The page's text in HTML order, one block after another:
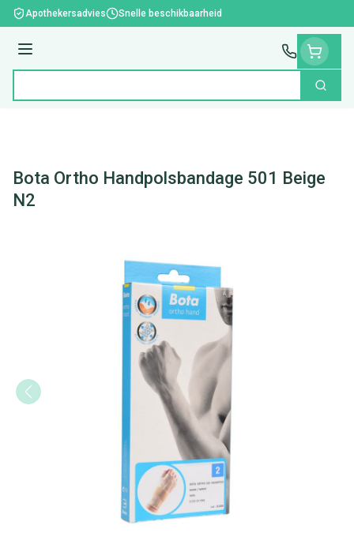
Ga naar de inhoud
Apothekersadvies Snelle beschikbaarheid
Menu
Zoek
Bota Ortho Handpolsbandage 501 Beige
N2